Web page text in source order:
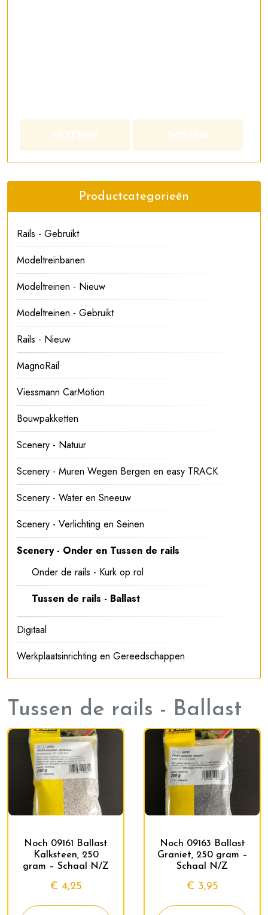
Tussen de rails - Ballast
Noch 09161 Ballast
Kalksteen, 250
gram – Schaal N/Z
€ 4,25
Noch 09163 Ballast
Graniet, 250 gram –
Schaal N/Z
€ 3,95
FILTEREN WISSEN
Productcategorieën
Rails - Gebruikt
Modeltreinbanen
Modeltreinen - Nieuw
Modeltreinen - Gebruikt
Rails - Nieuw
MagnoRail
Viessmann CarMotion
Bouwpakketten
Scenery - Natuur
Scenery - Muren Wegen Bergen en easy TRACK
Scenery - Water en Sneeuw
Scenery - Verlichting en Seinen
Scenery - Onder en Tussen de rails
Onder de rails - Kurk op rol
Tussen de rails - Ballast
Digitaal
Werkplaatsinrichting en Gereedschappen